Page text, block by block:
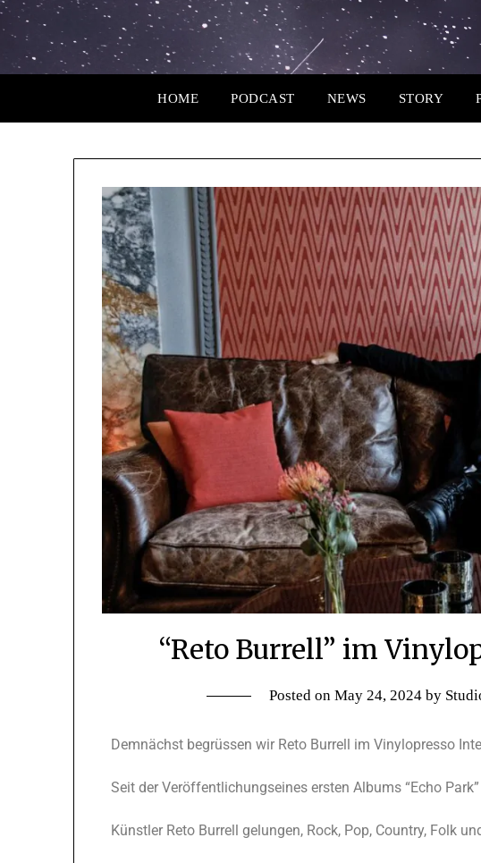
HOME PODCAST NEWS STORY
“Reto Burrell” im
Posted on May 24, 2024by
Demnächst begrüssen wir Reto Burrell im Vinylopresso
Seit der Veröffentlichungseines ersten Albums “Echo
Künstler Reto Burrell gelungen, Rock, Pop, Country, Folk